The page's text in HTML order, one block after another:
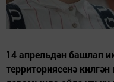
14 апрельдән башлап
территориясенә